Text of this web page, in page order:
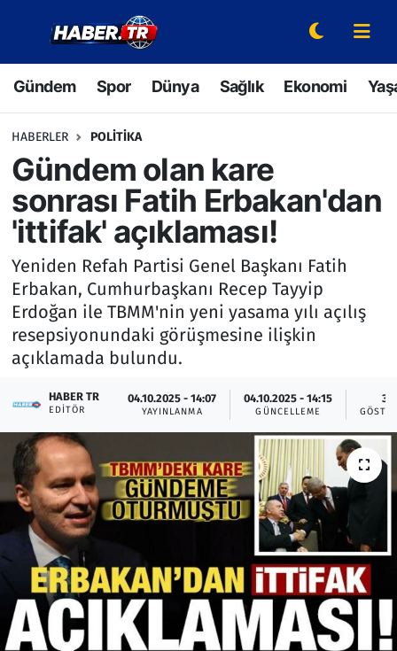
Gündem Spor Dünya Sağlık Ekonomi
HABERLER POLITIKA
Gündem olan kare
sonrası Fatih Erbakan'dan
'ittifak' açıklaması!
Yeniden Refah Partisi Genel Başkanı Fatih
Erbakan, Cumhurbaşkanı Recep Tayyip
Erdoğan ile TBMM'nin yeni yasama yılı açılış
resepsiyonundaki görüşmesine ilişkin
açıklamada bulundu.
HABER TR
EDITÖR
04.10.2025 - 14:07
YAYINLANMA
04.10.2025 - 14:15
GÜNCELLEME
3
Gündem
Spor
Dünya
Sağlık
Ekonomi
Yaşam
Hava Durumu
Çevre & Doğa
Eğitim
Turizm
Yerel
Hava Durumu
Trafik Durumu
Süper Lig Puan Durumu ve Fikstür
Tüm Manşetler
Son Dakika Haberleri
Haber Arşivi